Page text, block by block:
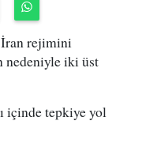
rejimini
nedeniyle iki üst
içinde tepkiye yol